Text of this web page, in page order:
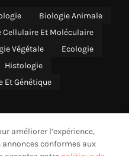
Biologie Animale
Cellulaire Et Moléculaire
Végétale
Ecologie
Histologie
Et Génétique
améliorer l’expérience,
annonces conformes aux